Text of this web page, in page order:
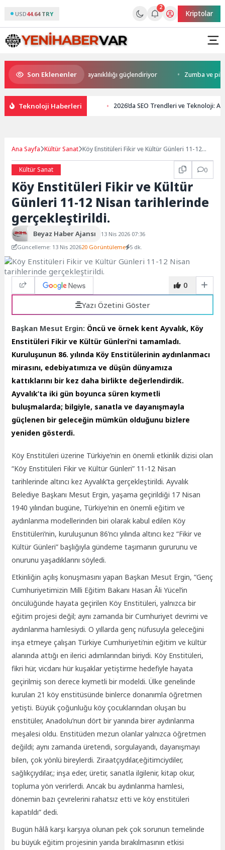
USD44.64 TRY
2
Kriptolar
Son Eklenenler
BT alışkanlıkları siber dayanıklılığı güçlendiriyor Zumba ve pilates
Teknoloji Haberleri 2026’da SEO Trendleri ve Teknoloji:
Ana Sayfa Kültür Sanat Köy Enstitüleri Fikir ve Kültür Günleri 11-12
Kültür Sanat
0
Köy Enstitüleri Fikir ve Kültür
Günleri 11-12 Nisan tarihlerinde
gerçekleştirildi.
Beyaz Haber Ajansı
13 Nis 2026 07:36
Güncelleme: 13 Nis 202620 Görüntüleme 5 dk.
0
Yazı Özetini Göster
Başkan Mesut Ergin: Öncü ve örnek kent Ayvalık, Köy
Enstitüleri Fikir ve Kültür Günleri’ni tamamladı.
Kuruluşunun 86. yılında Köy Enstitülerinin aydınlanmacı
mirasını, edebiyatımıza ve düşün dünyamıza
kattıklarını bir kez daha birlikte değerlendirdik.
Ayvalık’ta iki gün boyunca süren kıymetli
buluşmalarda; bilgiyle, sanatla ve dayanışmayla
güçlenen bir geleceğin mümkün olduğunu bizlere
yeniden gösterdi.
Köy Enstitüleri üzerine Türkiye’nin en önemli etkinlik dizisi olan
“Köy Enstitüleri Fikir ve Kültür Günleri” 11-12 Nisan
tarihlerinde altıncı kez Ayvalık’ta gerçekleştirildi. Ayvalık
Belediye Başkanı Mesut Ergin,yaşama geçirildiği 17 Nisan
1940 yılından bugüne, Türkiye’nin en önemli eğitim ve
aydınlanma modellerinden biri olarak kabul edilen Köy
Enstitüleri’nin, kuruluşunun 86’ncı yılında altıncı kez “Fikir ve
Kültür Günleri” başlığıyla gündeme taşımanın gururunu ve
onurunu yaşadıklarını söyledi.
Etkinliğin açılış konuşmasını yapan Başkan Mesut Ergin, “Genç
Cumhuriyetimizin Milli Eğitim Bakanı Hasan Âli Yücel’in
öncülüğünde hayata geçirilen Köy Enstitüleri, yalnızca bir
eğitim projesi değil; aynı zamanda bir Cumhuriyet devrimi ve
aydınlanma hamlesiydi. O yıllarda genç nüfusuyla geleceğini
inşa etmeye çalışan Türkiye Cumhuriyeti’nin eğitim ve kültür
alanında attığı en ilerici adımlarından biriydi. Köy Enstitüleri,
fikri hür, vicdanı hür kuşaklar yetiştirme hedefiyle hayata
geçirilmiş son derece kıymetli bir modeldi. Ülke genelinde
kurulan 21 köy enstitüsünde binlerce donanımla öğretmen
yetişti. Büyük çoğunluğu köy çocuklarından oluşan bu
enstitüler, Anadolu’nun dört bir yanında birer aydınlanma
meşalesi oldu. Enstitüden mezun olanlar yalnızca öğretmen
değildi; aynı zamanda üretendi, sorgulayandı, dayanışmayı
bilen, çok yönlü bireylerdi. Ziraatçıydılar,eğitimciydiler,
sağlıkçıydılar,; inşa eder, üretir, sanatla ilgilenir, kitap okur,
topluma yön verirlerdi. Ancak bu aydınlanma hamlesi,
dönemin bazı çevrelerini rahatsız etti ve köy enstitüleri
kapatıldı” dedi.
Bugün hâlâ karşı karşıya olunan pek çok sorunun temelinde
bu büyük eğitim projesinin yarıda bırakılmasının etkisi